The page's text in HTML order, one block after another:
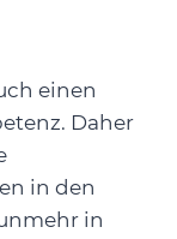
einen
Daher
in den
in